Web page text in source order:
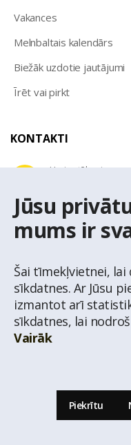
Jūsu
mums ir
Šai tīmekļvietnei,
sīkdatnes. Ar Jūsu
izmantot arī
sīkdatnes, lai
Vairāk
Piekrītu
© Nekustamo īpašumu aģentūra
Vakances
Melnbaltais kalendārs
Biežāk uzdotie jautājumi
Īrēt vai pirkt
KONTAKTI
Uzziņu tālrunis
E-pasta adrese
latio@latio.lv